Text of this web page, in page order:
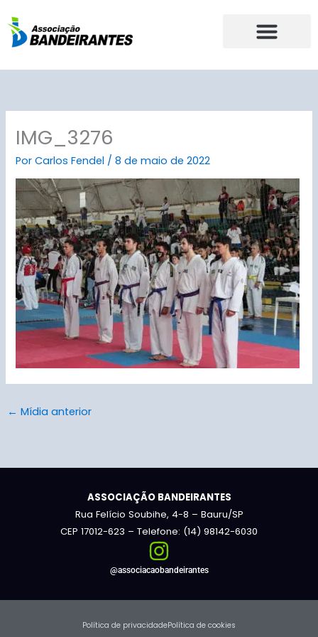
para
IMG_3276
PorCarlos Fendel /8 de maio de 2022
← Mídia anterior
ASSOCIAÇÃO BANDEIRANTES
Rua Felício Soubihe, 4-8 – Bauru/SP
CEP 17012-623 – Telefone: (14) 98142-6030
@associacaobandeirantes
Política de privacidadePolítica de cookies